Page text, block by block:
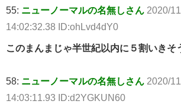
55: ニューノーマルの名無しさん 2020/
14:02:32.38 ID:ohLvd4dY0
このまんまじゃ半世紀以内に５割いきそ
58: ニューノーマルの名無しさん 2020/
14:03:11.93 ID:d2YGKUN60